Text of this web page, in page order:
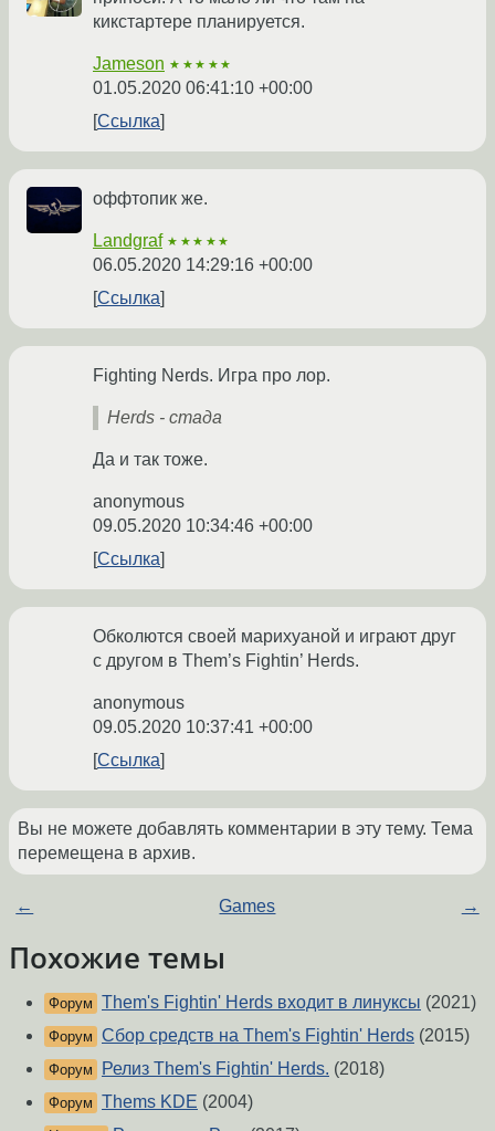
кикстартере планируется.
Jameson ★★★★★
01.05.2020 06:41:10 +00:00
Ссылка
оффтопик же.
Landgraf ★★★★★
06.05.2020 14:29:16 +00:00
Ссылка
Fighting Nerds. Игра про лор.
Herds - стада
Да и так тоже.
anonymous
09.05.2020 10:34:46 +00:00
Ссылка
Обколются своей марихуаной и играют друг
с другом в Them’s Fightin’ Herds.
anonymous
09.05.2020 10:37:41 +00:00
Ссылка
Вы не можете добавлять комментарии в эту тему. Тема
перемещена в архив.
← Games →
Похожие темы
Форум Them's Fightin' Herds входит в линуксы (2021)
Форум Сбор средств на Them's Fightin' Herds (2015)
Форум Релиз Them's Fightin' Herds. (2018)
Форум Thems KDE (2004)